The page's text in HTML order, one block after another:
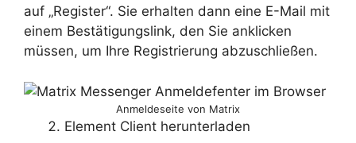
auf „Register“. Sie erhalten dann eine E-Mail mit
einem Bestätigungslink, den Sie anklicken
müssen, um Ihre Registrierung abzuschließen.
Anmeldeseite von Matrix
Element Client herunterladen